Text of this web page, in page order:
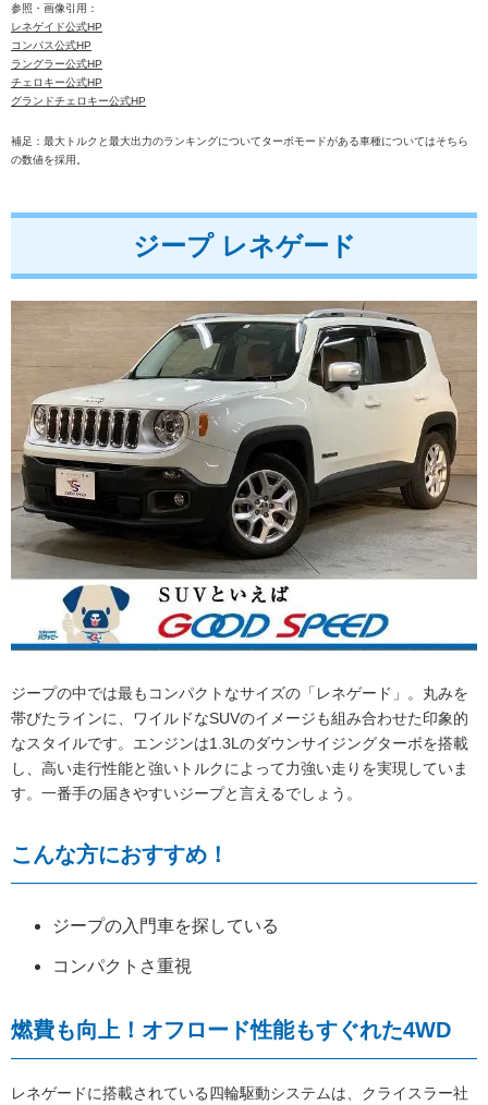
参照・画像引用：
レネゲイド公式HP
コンパス公式HP
ラングラー公式HP
チェロキー公式HP
グランドチェロキー公式HP
補足：最大トルクと最大出力のランキングについてターボモードがある車種についてはそちら
の数値を採用。
ジープ レネゲード
ジープの中では最もコンパクトなサイズの「レネゲード」。丸みを
帯びたラインに、ワイルドなSUVのイメージも組み合わせた印象的
なスタイルです。エンジンは1.3Lのダウンサイジングターボを搭載
し、高い走行性能と強いトルクによって力強い走りを実現していま
す。一番手の届きやすいジープと言えるでしょう。
こんな方におすすめ！
ジープの入門車を探している
コンパクトさ重視
燃費も向上！オフロード性能もすぐれた4WD
レネゲードに搭載されている四輪駆動システムは、クライスラー社